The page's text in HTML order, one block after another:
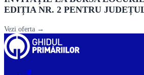
EDIȚIA NR. 2 PENTRU
Vezi oferta →